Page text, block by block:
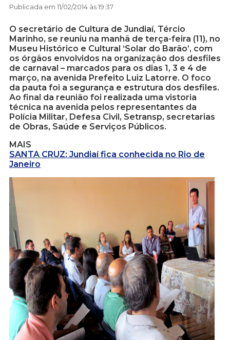
Publicada em 11/02/2014 às 19:37
O secretário de Cultura de Jundiaí, Tércio
Marinho, se reuniu na manhã de terça-feira (11), no
Museu Histórico e Cultural ‘Solar do Barão’, com
os órgãos envolvidos na organização dos desfiles
de carnaval – marcados para os dias 1, 3 e 4 de
março, na avenida Prefeito Luiz Latorre. O foco
da pauta foi a segurança e estrutura dos desfiles.
Ao final da reunião foi realizada uma vistoria
técnica na avenida pelos representantes da
Polícia Militar, Defesa Civil, Setransp, secretarias
de Obras, Saúde e Serviços Públicos.
MAIS
SANTA CRUZ: Jundiaí fica conhecida no Rio de
Janeiro